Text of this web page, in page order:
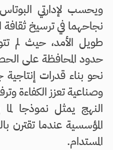
ويحسب لإدارتي
نجاحهما في ترسيخ ثقافة
طويل الأمد، حيث لم
حدود المحافظة على
نحو بناء قدرات
وصناعية تعزز الكفاءة
النهج يمثل نموذجا
المؤسسية عندما تقترن
المستدام.